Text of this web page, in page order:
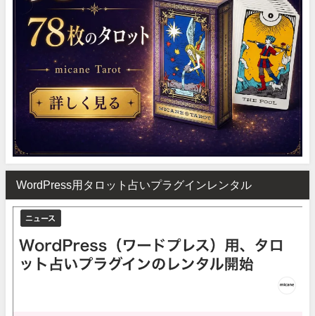
WordPress用タロット占いプラグインレンタル